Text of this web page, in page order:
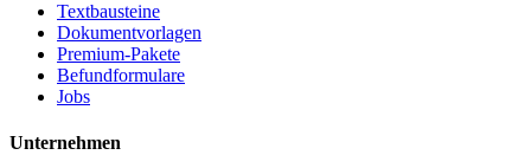
Textbausteine
Dokumentvorlagen
Premium-Pakete
Befundformulare
Jobs
Unternehmen